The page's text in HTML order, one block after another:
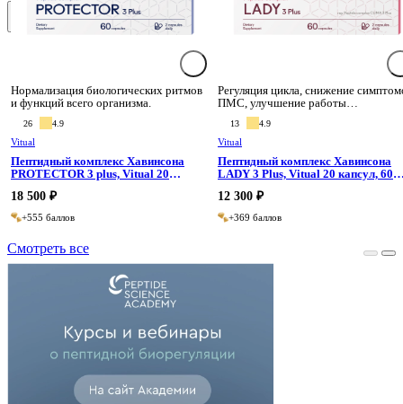
Сбросить Применить
Смотреть все
Нормализация биологических ритмов
и функций всего организма.
26 4.9
Vitual
Пептидный комплекс Хавинсона
PROTECTOR 3 plus, Vitual 20
18 500 ₽
+555 баллов
Регуляция цикла, снижение
ПМС, улучшение работы
репродуктивной системы.
13 4.9
Vitual
Пептидный комплекс Хавинсона
LADY 3 Plus, Vitual 20 капсул, 60
12 300 ₽
+369 баллов